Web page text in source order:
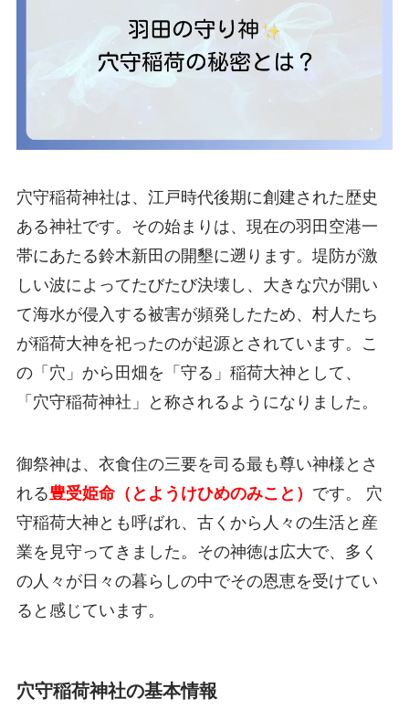
穴守稲荷神社は、江戸時代後期に創建された歴史
ある神社です。その始まりは、現在の羽田空港一
帯にあたる鈴木新田の開墾に遡ります。堤防が激
しい波によってたびたび決壊し、大きな穴が開い
て海水が侵入する被害が頻発したため、村人たち
が稲荷大神を祀ったのが起源とされています。こ
の「穴」から田畑を「守る」稲荷大神として、
「穴守稲荷神社」と称されるようになりました。
御祭神は、衣食住の三要を司る最も尊い神様とさ
れる豊受姫命（とようけひめのみこと） です。 穴
守稲荷大神とも呼ばれ、古くから人々の生活と産
業を見守ってきました。その神徳は広大で、多く
の人々が日々の暮らしの中でその恩恵を受けてい
ると感じています。
穴守稲荷神社の基本情報